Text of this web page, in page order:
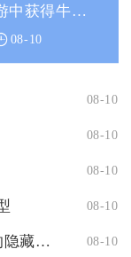
中获得牛魔
怎么做呢
08-10
08-10
08-10
08-10
08-10
全民奇迹2中是否有关真假海洛德的隐藏任务报酬丰厚 08-10